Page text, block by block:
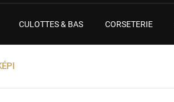
CULOTTES & BAS CORSETERIE